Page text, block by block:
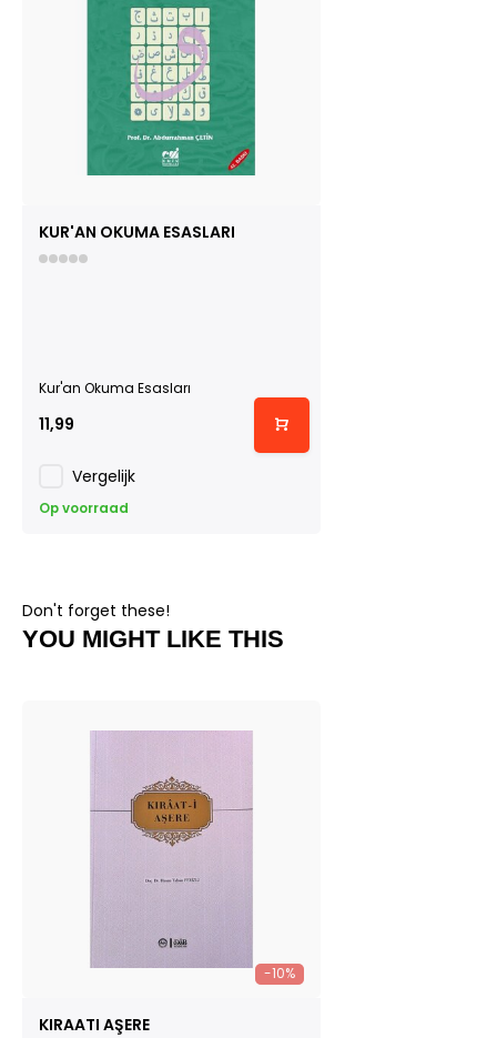
KUR'AN OKUMA ESASLARI
Kur'an Okuma Esasları
11,99
Vergelijk
Op voorraad
Don't forget these!
YOU MIGHT LIKE THIS
-10%
KIRAATI AŞERE